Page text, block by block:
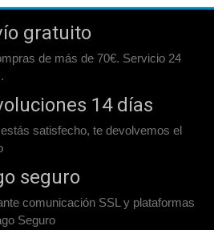
gratuito
de más de 70€. Servicio 24
14 días
satisfecho, te devolvemos el
seguro
comunicación SSL y plataformas
Seguro